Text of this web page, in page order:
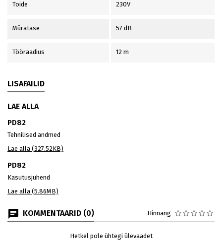
Toide 230V
Müratase 57 dB
Tööraadius 12 m
LISAFAILID
LAE ALLA
PD82
Tehnilised andmed
Lae alla (327.52KB)
PD82
Kasutusjuhend
Lae alla (5.86MB)
KOMMENTAARID (0) Hinnang
Hetkel pole ühtegi ülevaadet